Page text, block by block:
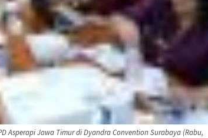
Asperapi Jawa Timur di Dyandra Convention Surabaya (Rabu,